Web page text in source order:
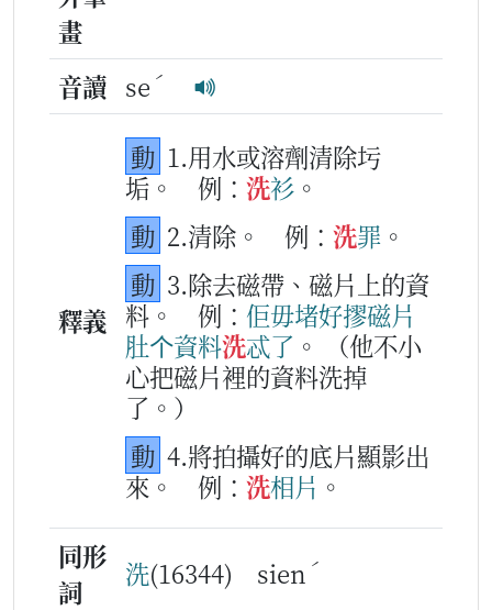
畫
音讀 se ˊ
釋義
動 1.用水或溶劑清除圬
垢。
例： 洗衫 。
動 2.清除。 例： 洗罪 。
動 3.除去磁帶、磁片上的資
料。
例： 佢毋堵好摎磁片
肚个資料洗忒了 。
（他不小
心把磁片裡的資料洗掉
了。）
動 4.將拍攝好的底片顯影出
來。
例： 洗相片 。
同形
詞
洗(16344) sien ˊ